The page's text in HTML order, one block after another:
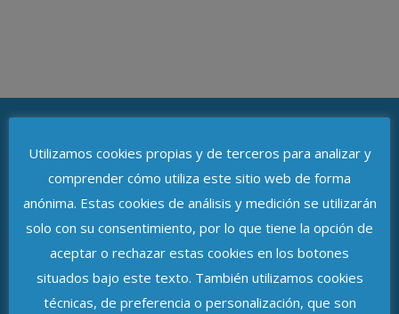
ASOCIACIÓN DE DELEGADOS DE
PROTECCIÓN DE DATOS DE ANDALUCÍA
Avenida de República Argentina, n.º 37
C.P. 41011, Sevilla
Utilizamos cookies propias y de terceros para analizar y
comprender cómo utiliza este sitio web de forma
anónima. Estas cookies de análisis y medición se utilizarán
solo con su consentimiento, por lo que tiene la opción de
aceptar o rechazar estas cookies en los botones
situados bajo este texto. También utilizamos cookies
técnicas, de preferencia o personalización, que son